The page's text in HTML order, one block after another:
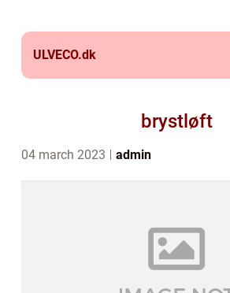
ULVECO.dk
brystløft
04 march 2023 admin